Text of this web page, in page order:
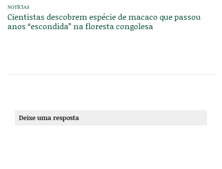
NOTÍCIAS
Cientistas descobrem espécie de macaco que passou
anos “escondida” na floresta congolesa
Deixe uma resposta